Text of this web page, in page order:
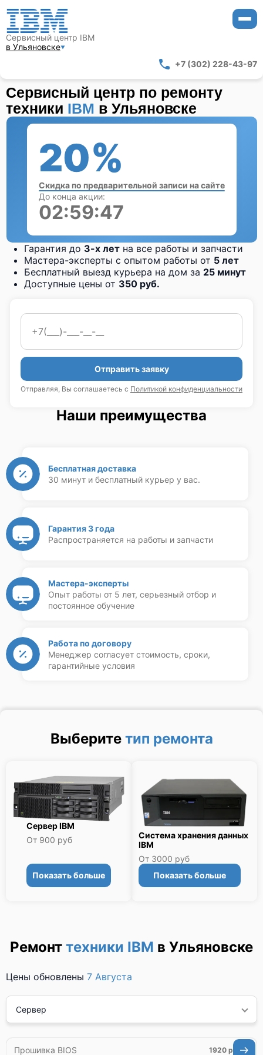
Сервисный центр IBM
в Ульяновске
+7 (302) 228-43-97
Сервисный центр по ремонту
техники IBM в Ульяновске
Гарантия до 3-х лет на все работы и запчасти
Мастера-эксперты с опытом работы от 5 лет
Бесплатный выезд курьера на дом за 25 минут
Доступные цены от 350 руб.
Отправить заявку
Отправляя, Вы соглашаетесь с Политикой конфиденциальности
20%
Скидка по предварительной записи на сайте
До конца акции:
02:59:47
Наши преимущества
Бесплатная доставка
30 минут и бесплатный курьер у вас.
Гарантия 3 года
Распространяется на работы и запчасти
Мастера-эксперты
Опыт работы от 5 лет, серьезный отбор и
постоянное обучение
Работа по договору
Менеджер согласует стоимость, сроки,
гарантийные условия
Выберите тип ремонта
Сервер IBM
От 900 руб
Показать больше
Система хранения данных
IBM
От 3000 руб
Показать больше
Ремонт техники IBM в Ульяновске
Цены обновлены 7 Августа
Сервер
Прошивка BIOS 1920 р